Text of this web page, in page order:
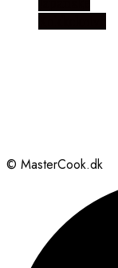
© MasterCook.dk